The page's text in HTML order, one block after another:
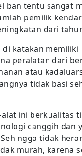
ban tentu sangat
pemilik
dari
di katakan memiliki
peralatan dari
atau
tidak basi
alat ini berkualitas
canggih dan
tidak
murah, karena